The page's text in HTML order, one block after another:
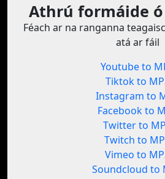
Athrú formáide
Féach ar na ranganna
atá ar fáil
Youtube to
Tiktok to
Instagram to
Facebook to
Twitter to
Twitch to
Vimeo to
Soundcloud to